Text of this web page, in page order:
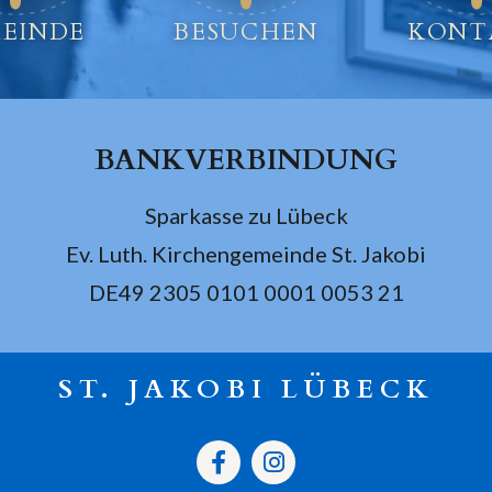
BESUCHEN
BANKVERBINDUNG
Sparkasse zu Lübeck
Ev. Luth. Kirchengemeinde St. Jakobi
DE49 2305 0101 0001 0053 21
ST. JAKOBI LÜBECK